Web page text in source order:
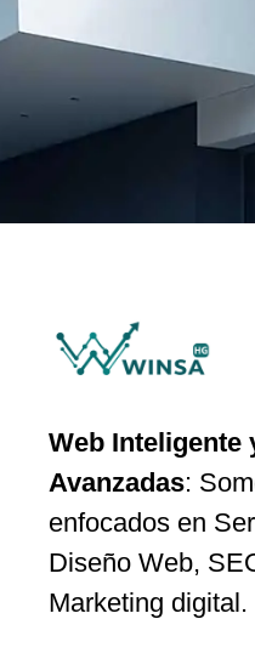
Web Inteligente
Avanzadas:
enfocados en
Diseño Web,
Marketing digital.